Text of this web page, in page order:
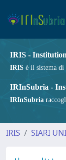
IRIS -
IRIS è il sistema
IRInSubria -
IRInSubria
IRIS SIARI